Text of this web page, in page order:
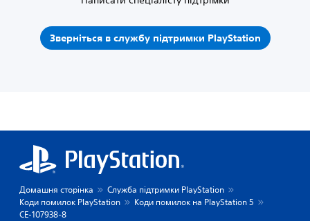
Зверніться в службу підтримки PlayStation
Домашня сторінка
Служба підтримки PlayStation
Коди помилок PlayStation
Коди помилок на PlayStation 5
CE-107938-8